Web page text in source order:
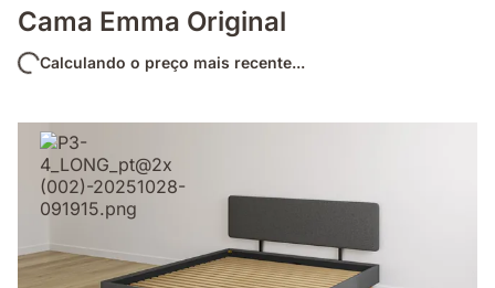
Cama Emma Original
Calculando o preço mais recente...